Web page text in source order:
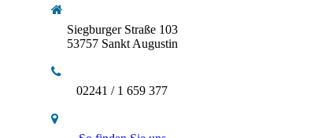
Siegburger Straße 103
53757 Sankt Augustin
02241 / 1 659 377